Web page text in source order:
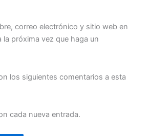
correo electrónico y sitio web en
próxima vez que haga un
los siguientes comentarios a esta
cada nueva entrada.